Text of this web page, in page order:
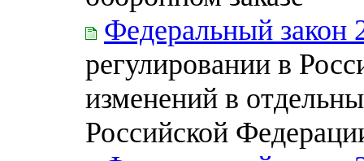
Федеральный закон
регулировании в
изменений в
Российской